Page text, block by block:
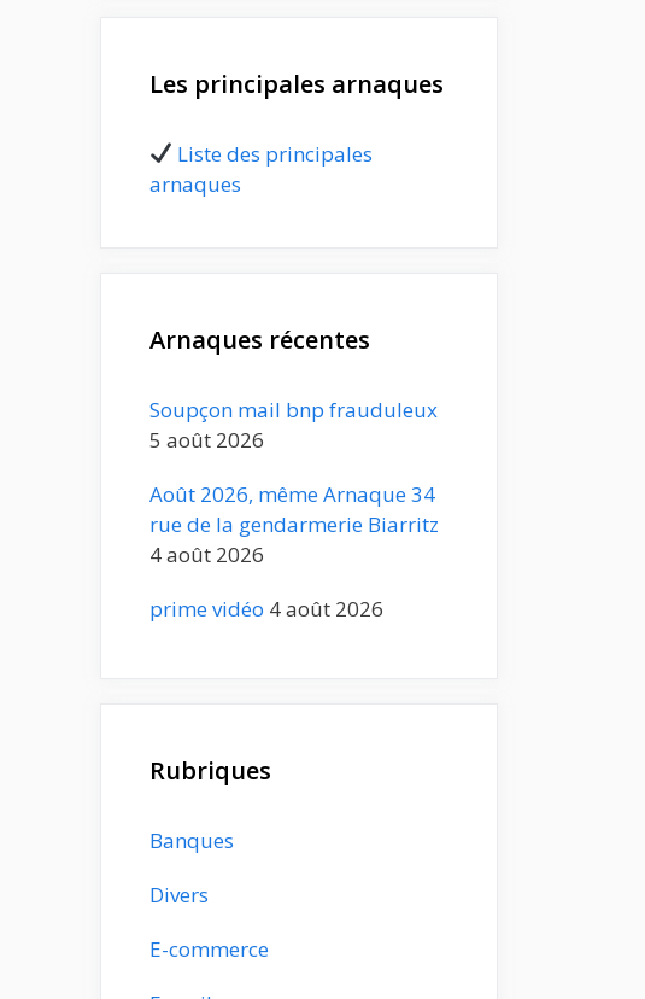
Les principales arnaques
Liste des principales
arnaques
Arnaques récentes
Soupçon mail bnp frauduleux
5 août 2026
Août 2026, même Arnaque 34
rue de la gendarmerie Biarritz
4 août 2026
prime vidéo 4 août 2026
Rubriques
Banques
Divers
E-commerce